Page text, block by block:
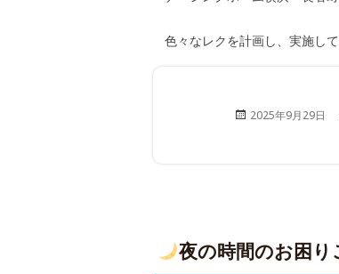
色々なレクを計画し、実施し
Posted
2025年9月29日
夜の時間のお困り